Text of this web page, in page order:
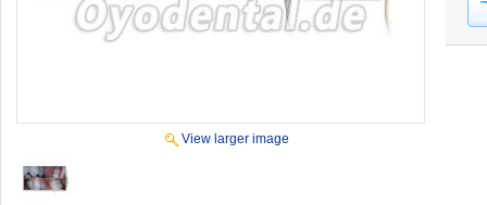
View larger image